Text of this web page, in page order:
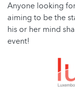
Anyone looking
aiming to be the
his or her mind
event!